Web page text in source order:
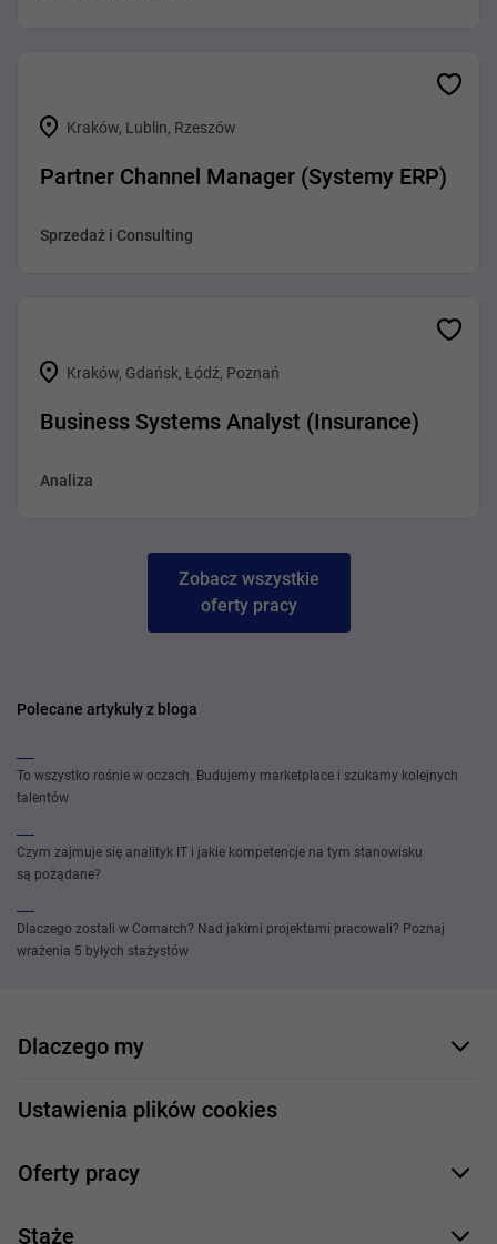
Kraków, Lublin, Rzeszów
Partner Channel Manager (Systemy ERP)
Sprzedaż i Consulting
Kraków, Gdańsk, Łódź, Poznań
Business Systems Analyst (Insurance)
Analiza
Zobacz wszystkie
oferty pracy
Polecane artykuły z bloga
To wszystko rośnie w oczach. Budujemy marketplace i szukamy kolejnych
talentów
Czym zajmuje się analityk IT i jakie kompetencje na tym stanowisku
są pożądane?
Dlaczego zostali w Comarch? Nad jakimi projektami pracowali? Poznaj
wrażenia 5 byłych stażystów
Dlaczego my
Nasi pracownicy
Nasze projekty
Profile zawodowe
Ustawienia plików cookies
Oferty pracy
Formularz aplikacyjny
Staże